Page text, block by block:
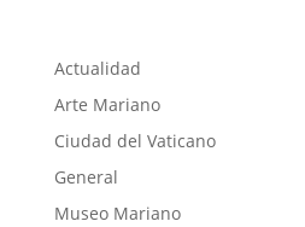
Actualidad
Arte Mariano
Ciudad del Vaticano
General
Museo Mariano